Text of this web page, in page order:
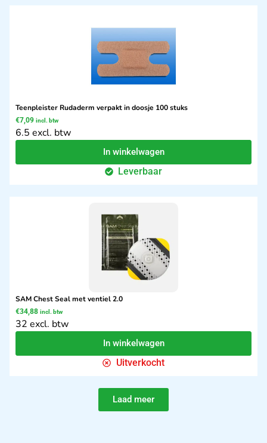
Teenpleister Rudaderm verpakt in doosje 100 stuks
€7,09 incl. btw
6.5 excl. btw
In winkelwagen
Leverbaar
SAM Chest Seal met ventiel 2.0
€34,88 incl. btw
32 excl. btw
In winkelwagen
Uitverkocht
Laad meer